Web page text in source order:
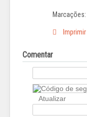
Marcações:
Imprimir
Comentar
Atualizar